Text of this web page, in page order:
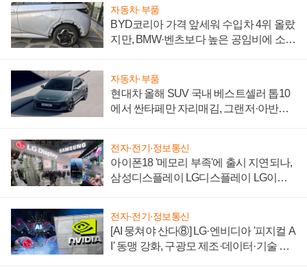
자동차·부품
BYD코리아 가격 앞세워 수입차 4위 올랐
지만, BMW·벤츠보다 높은 공임비에 소비
자동차·부품
현대차 올해 SUV 국내 베스트셀러 톱10
에서 싼타페만 자리매김, 그랜저·아반떼
전자·전기·정보통신
아이폰18 '메모리 부족'에 출시 지연되나,
삼성디스플레이 LG디스플레이 LG이노
전자·전기·정보통신
[AI 뭉쳐야 산다⑧] LG·엔비디아 '피지컬 A
I' 동맹 강화, 구광모 제조·데이터·기술 결